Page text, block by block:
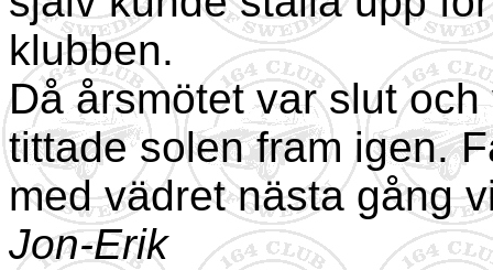
klubben.
Då årsmötet var slut
tittade solen fram igen.
med vädret nästa gång
Jon-Erik